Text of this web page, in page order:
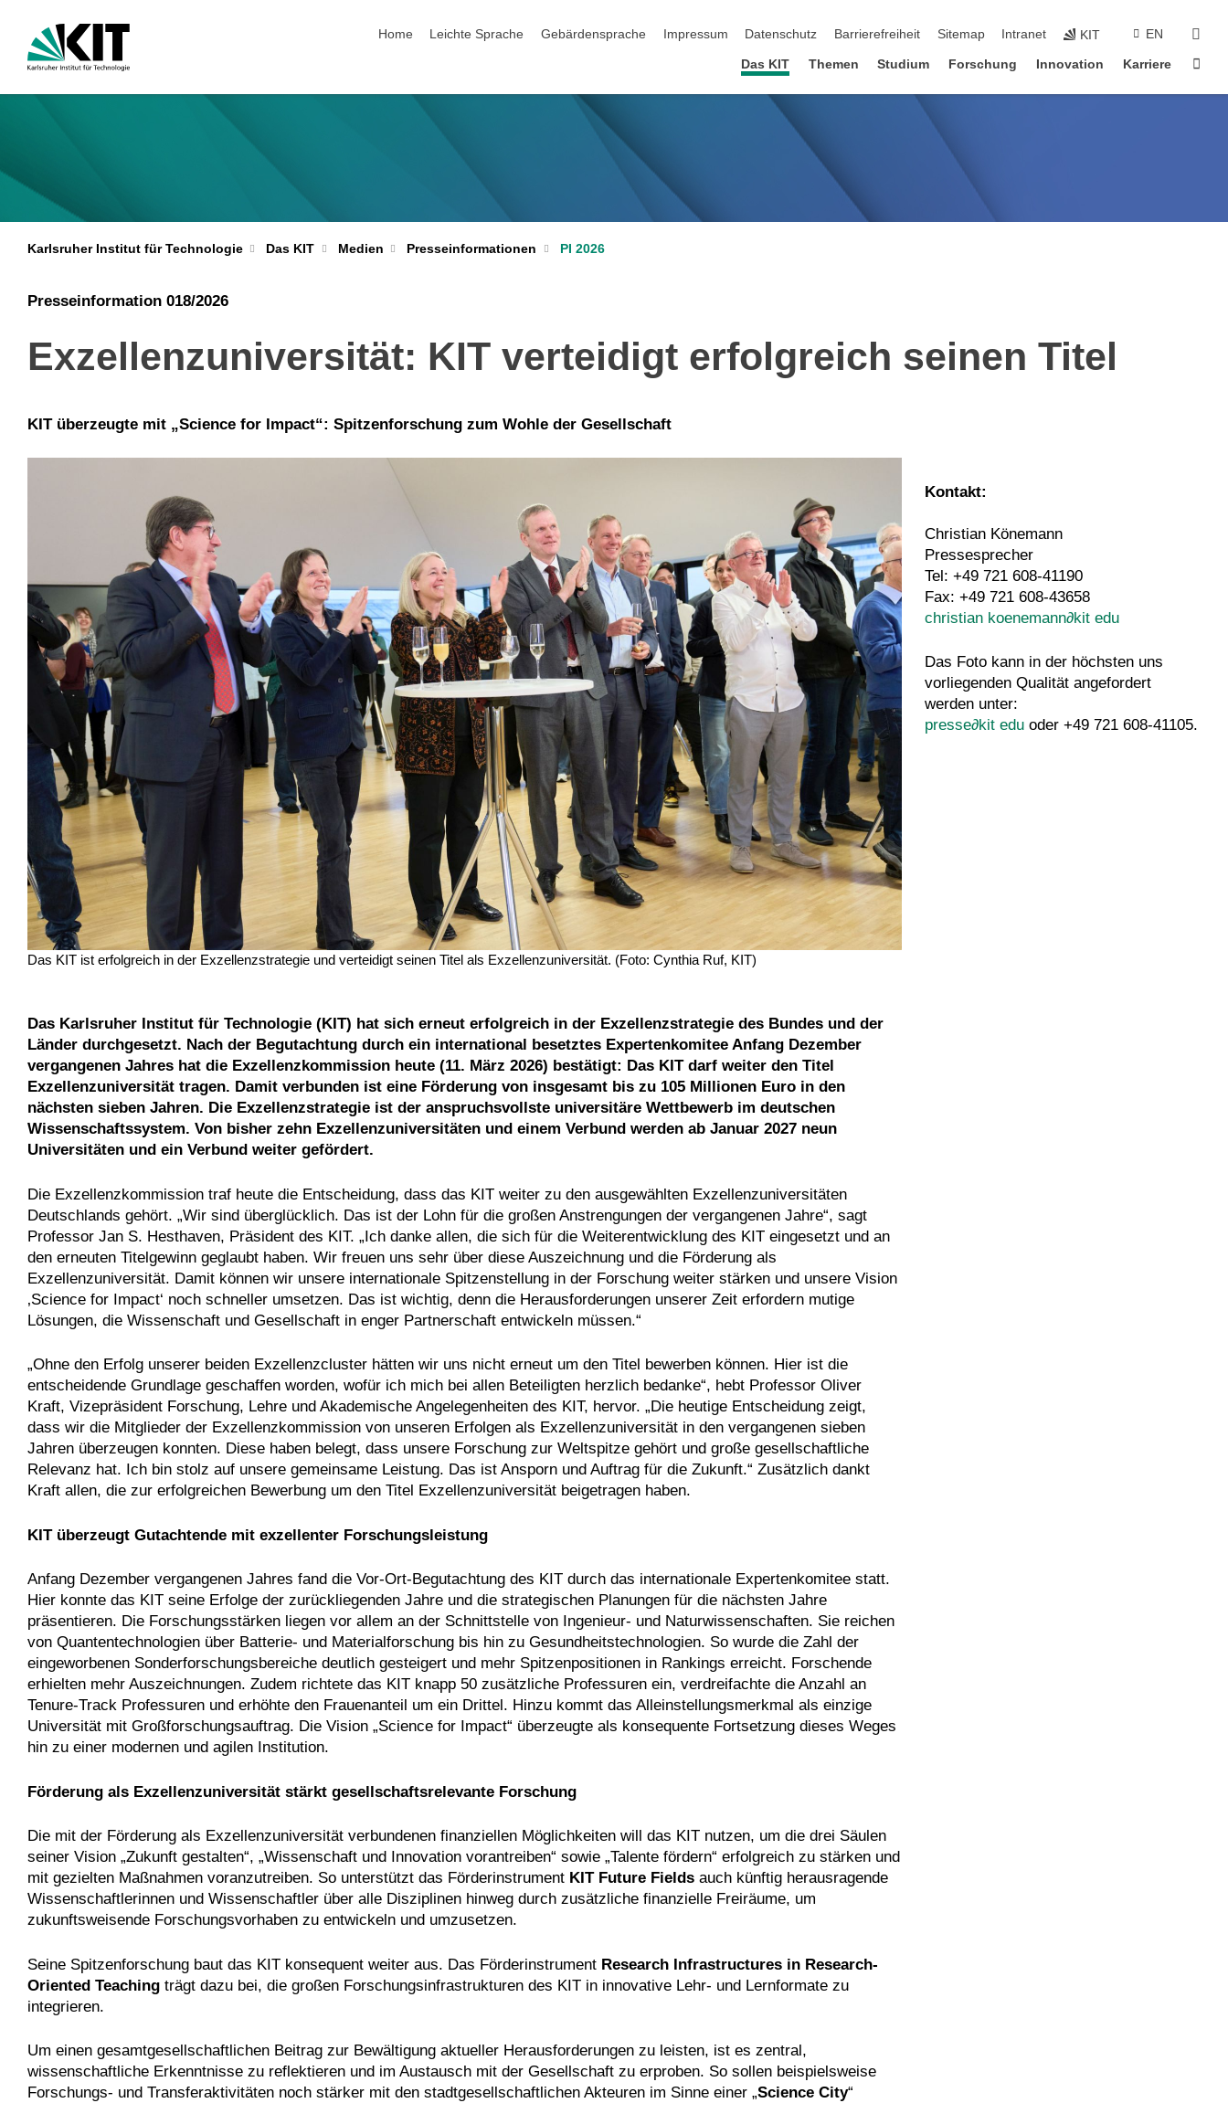
Home
Leichte Sprache Gebärdensprache Impressum Datenschutz Barrierefreiheit Sitemap Intranet KIT EN
Das KIT Themen Studium Forschung Innovation Karriere
Karlsruher Institut für Technologie Das KIT Medien Presseinformationen PI 2026
Presseinformation 018/2026
Exzellenzuniversität: KIT verteidigt erfolgreich seinen Titel
KIT überzeugte mit „Science for Impact“: Spitzenforschung zum Wohle der Gesellschaft
Das KIT ist erfolgreich in der Exzellenzstrategie und verteidigt seinen Titel als Exzellenzuniversität. (Foto: Cynthia Ruf, KIT)
Das Karlsruher Institut für Technologie (KIT) hat sich erneut erfolgreich in der Exzellenzstrategie des Bundes und der
Länder durchgesetzt. Nach der Begutachtung durch ein international besetztes Expertenkomitee Anfang Dezember
vergangenen Jahres hat die Exzellenzkommission heute (11. März 2026) bestätigt: Das KIT darf weiter den Titel
Exzellenzuniversität tragen. Damit verbunden ist eine Förderung von insgesamt bis zu 105 Millionen Euro in den
nächsten sieben Jahren. Die Exzellenzstrategie ist der anspruchsvollste universitäre Wettbewerb im deutschen
Wissenschaftssystem. Von bisher zehn Exzellenzuniversitäten und einem Verbund werden ab Januar 2027 neun
Universitäten und ein Verbund weiter gefördert.
Die Exzellenzkommission traf heute die Entscheidung, dass das KIT weiter zu den ausgewählten Exzellenzuniversitäten
Deutschlands gehört. „Wir sind überglücklich. Das ist der Lohn für die großen Anstrengungen der vergangenen Jahre“, sagt
Professor Jan S. Hesthaven, Präsident des KIT. „Ich danke allen, die sich für die Weiterentwicklung des KIT eingesetzt und an
den erneuten Titelgewinn geglaubt haben. Wir freuen uns sehr über diese Auszeichnung und die Förderung als
Exzellenzuniversität. Damit können wir unsere internationale Spitzenstellung in der Forschung weiter stärken und unsere Vision
‚Science for Impact‘ noch schneller umsetzen. Das ist wichtig, denn die Herausforderungen unserer Zeit erfordern mutige
Lösungen, die Wissenschaft und Gesellschaft in enger Partnerschaft entwickeln müssen.“
„Ohne den Erfolg unserer beiden Exzellenzcluster hätten wir uns nicht erneut um den Titel bewerben können. Hier ist die
entscheidende Grundlage geschaffen worden, wofür ich mich bei allen Beteiligten herzlich bedanke“, hebt Professor Oliver
Kraft, Vizepräsident Forschung, Lehre und Akademische Angelegenheiten des KIT, hervor. „Die heutige Entscheidung zeigt,
dass wir die Mitglieder der Exzellenzkommission von unseren Erfolgen als Exzellenzuniversität in den vergangenen sieben
Jahren überzeugen konnten. Diese haben belegt, dass unsere Forschung zur Weltspitze gehört und große gesellschaftliche
Relevanz hat. Ich bin stolz auf unsere gemeinsame Leistung. Das ist Ansporn und Auftrag für die Zukunft.“ Zusätzlich dankt
Kraft allen, die zur erfolgreichen Bewerbung um den Titel Exzellenzuniversität beigetragen haben.
KIT überzeugt Gutachtende mit exzellenter Forschungsleistung
Anfang Dezember vergangenen Jahres fand die Vor-Ort-Begutachtung des KIT durch das internationale Expertenkomitee statt.
Hier konnte das KIT seine Erfolge der zurückliegenden Jahre und die strategischen Planungen für die nächsten Jahre
präsentieren. Die Forschungsstärken liegen vor allem an der Schnittstelle von Ingenieur- und Naturwissenschaften. Sie reichen
von Quantentechnologien über Batterie- und Materialforschung bis hin zu Gesundheitstechnologien. So wurde die Zahl der
eingeworbenen Sonderforschungsbereiche deutlich gesteigert und mehr Spitzenpositionen in Rankings erreicht. Forschende
erhielten mehr Auszeichnungen. Zudem richtete das KIT knapp 50 zusätzliche Professuren ein, verdreifachte die Anzahl an
Tenure-Track Professuren und erhöhte den Frauenanteil um ein Drittel. Hinzu kommt das Alleinstellungsmerkmal als einzige
Universität mit Großforschungsauftrag. Die Vision „Science for Impact“ überzeugte als konsequente Fortsetzung dieses Weges
hin zu einer modernen und agilen Institution.
Förderung als Exzellenzuniversität stärkt gesellschaftsrelevante Forschung
Die mit der Förderung als Exzellenzuniversität verbundenen finanziellen Möglichkeiten will das KIT nutzen, um die drei Säulen
seiner Vision „Zukunft gestalten“, „Wissenschaft und Innovation vorantreiben“ sowie „Talente fördern“ erfolgreich zu stärken und
mit gezielten Maßnahmen voranzutreiben. So unterstützt das Förderinstrument KIT Future Fieldsauch künftig herausragende
Wissenschaftlerinnen und Wissenschaftler über alle Disziplinen hinweg durch zusätzliche finanzielle Freiräume, um
zukunftsweisende Forschungsvorhaben zu entwickeln und umzusetzen.
Seine Spitzenforschung baut das KIT konsequent weiter aus. Das Förderinstrument Research Infrastructures in Research-
Oriented Teachingträgt dazu bei, die großen Forschungsinfrastrukturen des KIT in innovative Lehr- und Lernformate zu
integrieren.
Um einen gesamtgesellschaftlichen Beitrag zur Bewältigung aktueller Herausforderungen zu leisten, ist es zentral,
wissenschaftliche Erkenntnisse zu reflektieren und im Austausch mit der Gesellschaft zu erproben. So sollen beispielsweise
Forschungs- und Transferaktivitäten noch stärker mit den stadtgesellschaftlichen Akteuren im Sinne einer „Science City“
Kontakt:
Christian Könemann
Pressesprecher
Tel: +49 721 608-41190
Fax: +49 721 608-43658
christian koenemann∂kit edu
Das Foto kann in der höchsten uns
vorliegenden Qualität angefordert
werden unter:
presse∂kit edu oder +49 721 608-41105.